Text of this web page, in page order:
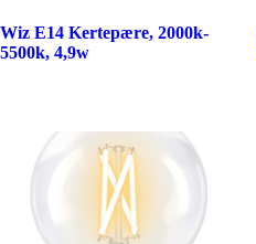
Wiz E14 Kertepære, 2000k-
5500k, 4,9w